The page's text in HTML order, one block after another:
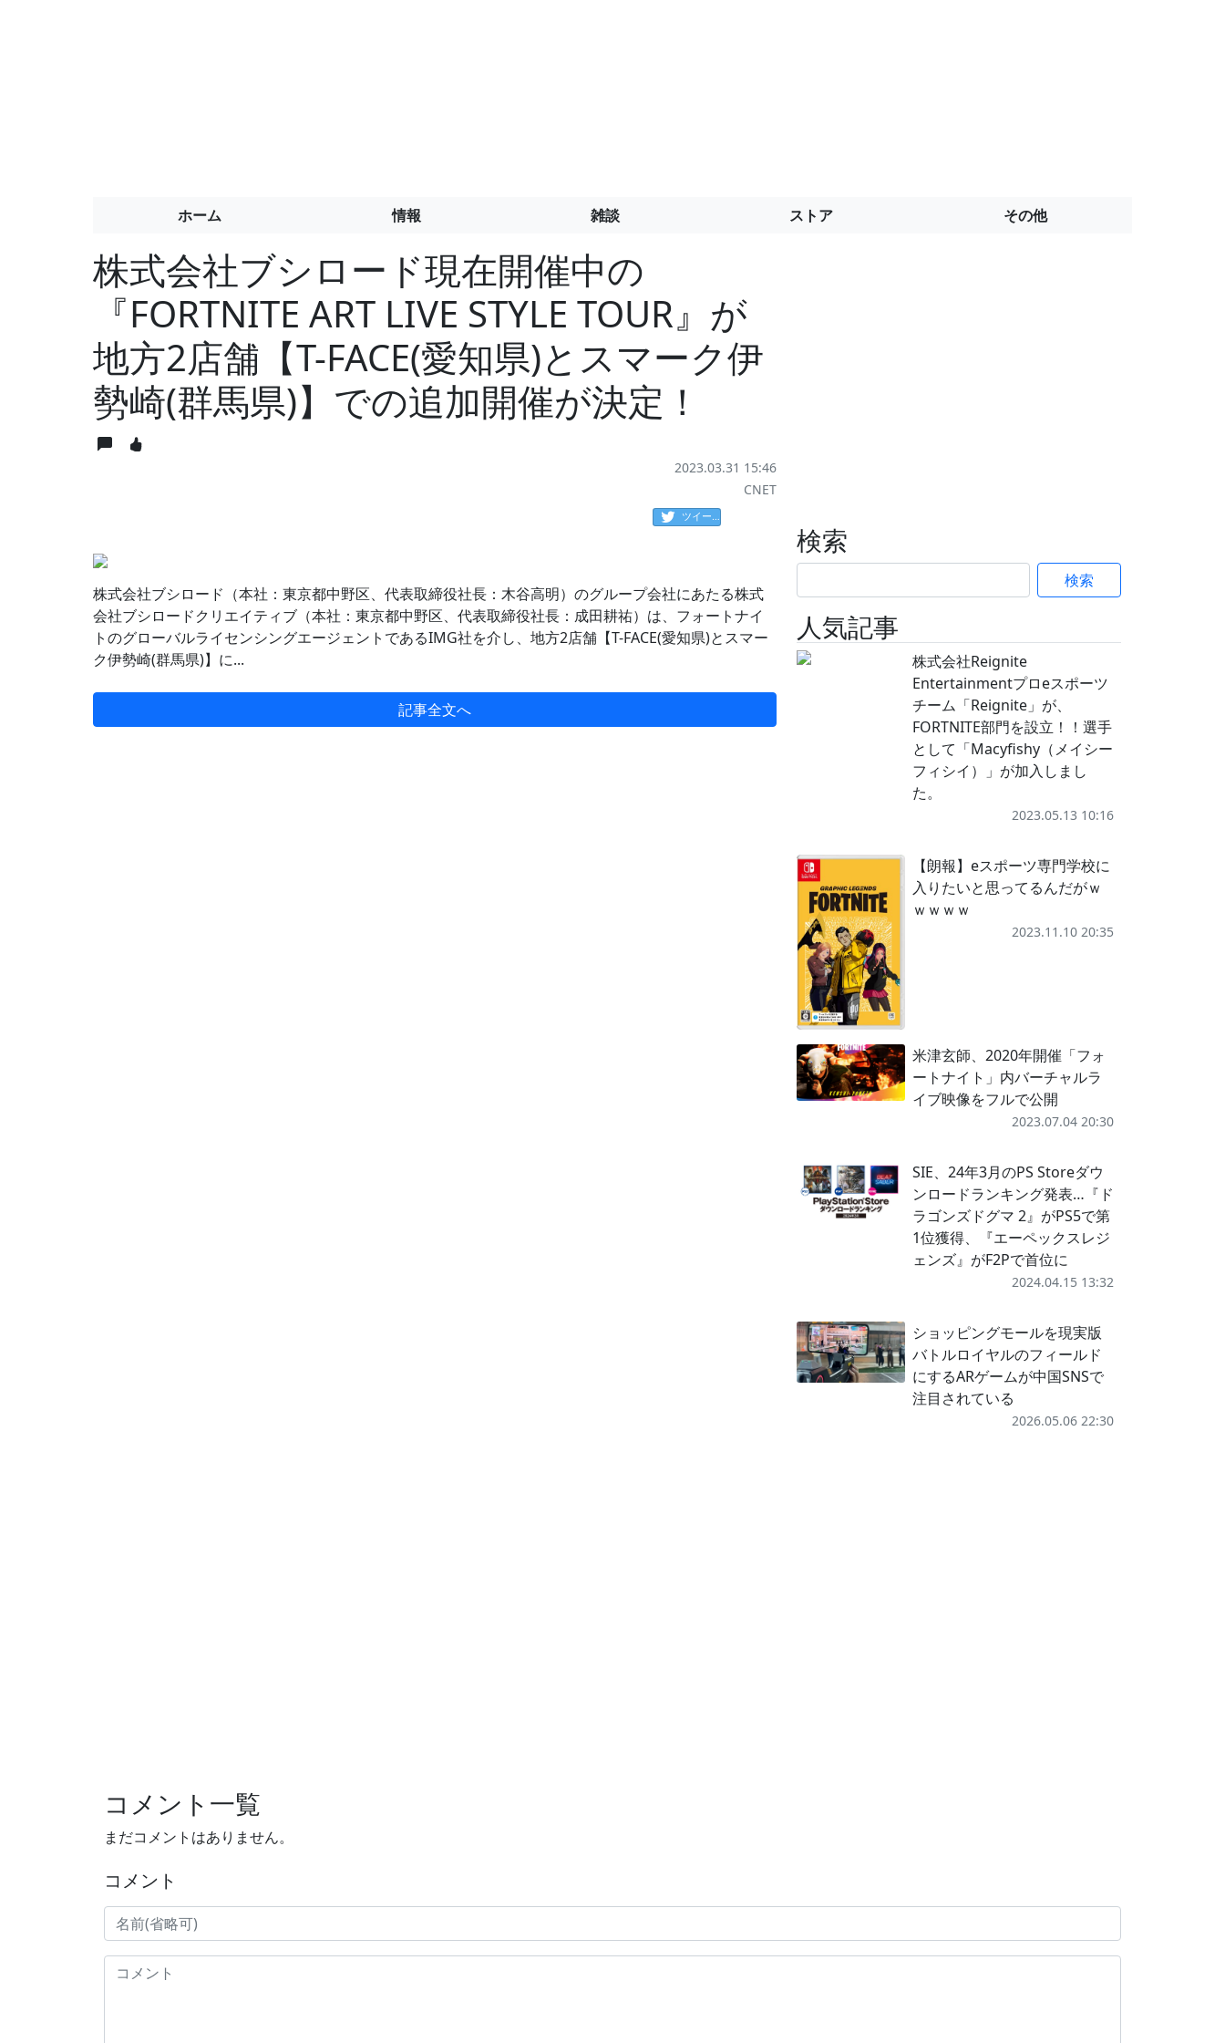
ホーム 情報 雑談 ストア その他
株式会社ブシロード現在開催中の
『FORTNITE ART LIVE STYLE TOUR』が
地方2店舗【T-FACE(愛知県)とスマーク伊
勢崎(群馬県)】での追加開催が決定！
2023.03.31 15:46
CNET
ツイート
株式会社ブシロード（本社：東京都中野区、代表取締役社長：木谷高明）のグループ会社にあたる株式
会社ブシロードクリエイティブ（本社：東京都中野区、代表取締役社長：成田耕祐）は、フォートナイ
トのグローバルライセンシングエージェントであるIMG社を介し、地方2店舗【T-FACE(愛知県)とスマー
ク伊勢崎(群馬県)】に...
記事全文へ
検索
検索
人気記事
株式会社Reignite
Entertainmentプロeスポーツ
チーム「Reignite」が、
FORTNITE部門を設立！！選手
として「Macyfishy（メイシー
フィシイ）」が加入しまし
た。
2023.05.13 10:16
【朗報】eスポーツ専門学校に
入りたいと思ってるんだがｗ
ｗｗｗｗ
2023.11.10 20:35
米津玄師、2020年開催「フォ
ートナイト」内バーチャルラ
イブ映像をフルで公開
2023.07.04 20:30
SIE、24年3月のPS Storeダウ
ンロードランキング発表…『ド
ラゴンズドグマ 2』がPS5で第
1位獲得、『エーペックスレジ
ェンズ』がF2Pで首位に
2024.04.15 13:32
ショッピングモールを現実版
バトルロイヤルのフィールド
にするARゲームが中国SNSで
注目されている
2026.05.06 22:30
コメント一覧
まだコメントはありません。
コメント